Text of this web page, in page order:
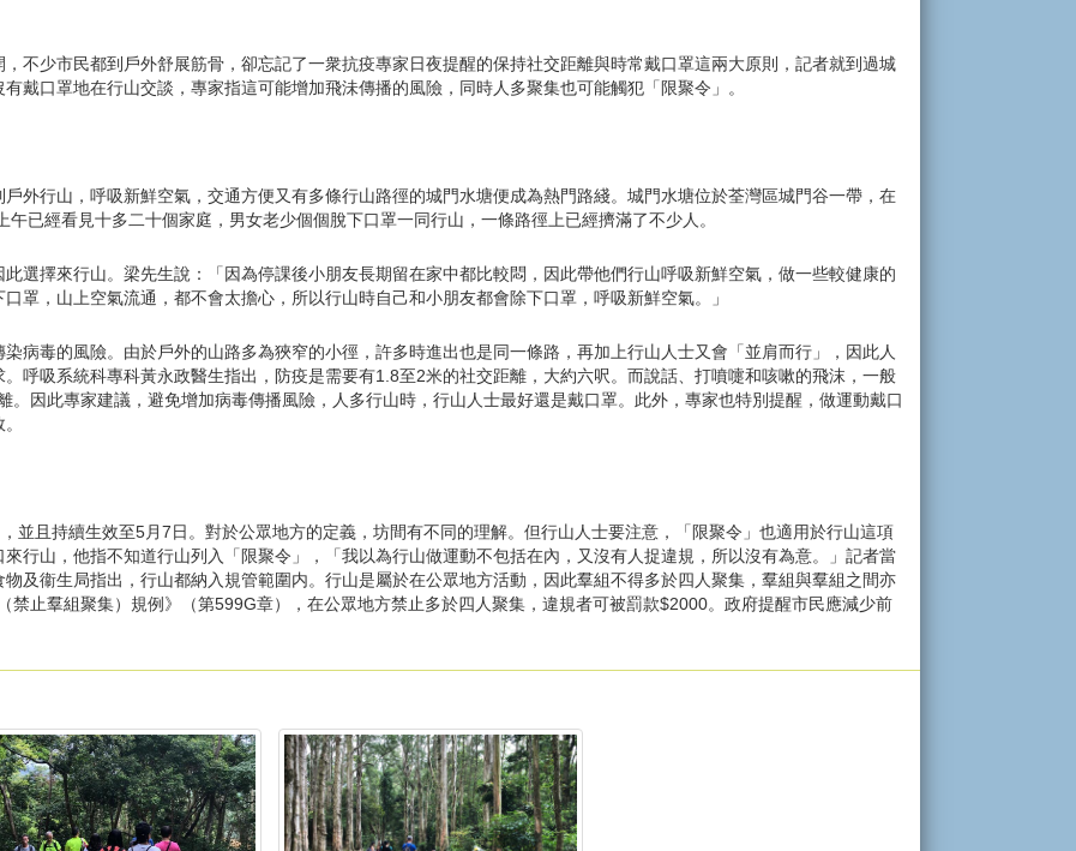
不少市民都到戶外舒展筋骨，卻忘記了一衆抗疫專家日夜提醒的保持社交距離與時常戴口罩這兩大原則，記者就到過城
戴口罩地在行山交談，專家指這可能增加飛沬傳播的風險，同時人多聚集也可能觸犯「限聚令」。
外行山，呼吸新鮮空氣，交通方便又有多條行山路徑的城門水塘便成為熱門路綫。城門水塘位於荃灣區城門谷一帶，在
已經看見十多二十個家庭，男女老少個個脫下口罩一同行山，一條路徑上已經擠滿了不少人。
選擇來行山。梁先生說：「因為停課後小朋友長期留在家中都比較悶，因此帶他們行山呼吸新鮮空氣，做一些較健康的
罩，山上空氣流通，都不會太擔心，所以行山時自己和小朋友都會除下口罩，呼吸新鮮空氣。」
病毒的風險。由於戶外的山路多為狹窄的小徑，許多時進出也是同一條路，再加上行山人士又會「並肩而行」，因此人
呼吸系統科專科黃永政醫生指出，防疫是需要有1.8至2米的社交距離，大約六呎。而說話、打噴嚏和咳嗽的飛沫，一般
。因此專家建議，避免增加病毒傳播風險，人多行山時，行山人士最好還是戴口罩。此外，專家也特別提醒，做運動戴口
並且持續生效至5月7日。對於公眾地方的定義，坊間有不同的理解。但行山人士要注意，「限聚令」也適用於行山這項
行山，他指不知道行山列入「限聚令」，「我以為行山做運動不包括在內，又沒有人捉違規，所以沒有為意。」記者當
及衞生局指出，行山都納入規管範圍内。行山是屬於在公眾地方活動，因此羣組不得多於四人聚集，羣組與羣組之間亦
禁止羣組聚集）規例》（第599G章），在公眾地方禁止多於四人聚集，違規者可被罰款$2000。政府提醒市民應減少前